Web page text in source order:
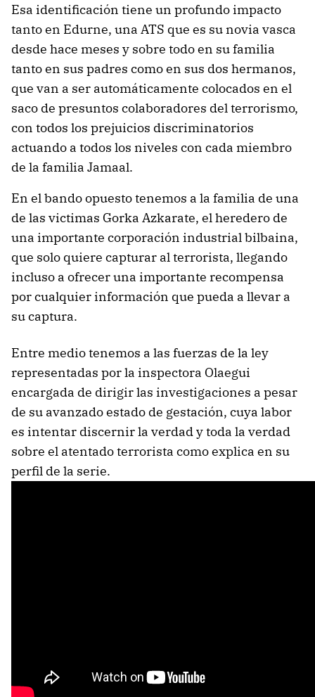
Esa identificación tiene un profundo impacto
tanto en Edurne, una ATS que es su novia vasca
desde hace meses y sobre todo en su familia
tanto en sus padres como en sus dos hermanos,
que van a ser automáticamente colocados en el
saco de presuntos colaboradores del terrorismo,
con todos los prejuicios discriminatorios
actuando a todos los niveles con cada miembro
de la familia Jamaal.
En el bando opuesto tenemos a la familia de una
de las victimas Gorka Azkarate, el heredero de
una importante corporación industrial bilbaina,
que solo quiere capturar al terrorista, llegando
incluso a ofrecer una importante recompensa
por cualquier información que pueda a llevar a
su captura.
Entre medio tenemos a las fuerzas de la ley
representadas por la inspectora Olaegui
encargada de dirigir las investigaciones a pesar
de su avanzado estado de gestación, cuya labor
es intentar discernir la verdad y toda la verdad
sobre el atentado terrorista como explica en su
perfil de la serie.